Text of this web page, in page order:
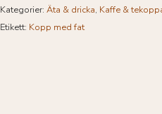
Kategorier: Äta & dricka, Kaffe &
Etikett: Kopp med fat